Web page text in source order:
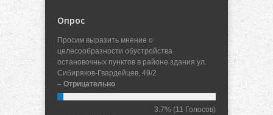
Опрос
Просим выразить мнение о
целесообразности обустройства
остановочных пунктов в районе здания ул.
Сибиряков-Гвардейцев, 49/2
– Отрицательно
3.7% (11 Голосов)